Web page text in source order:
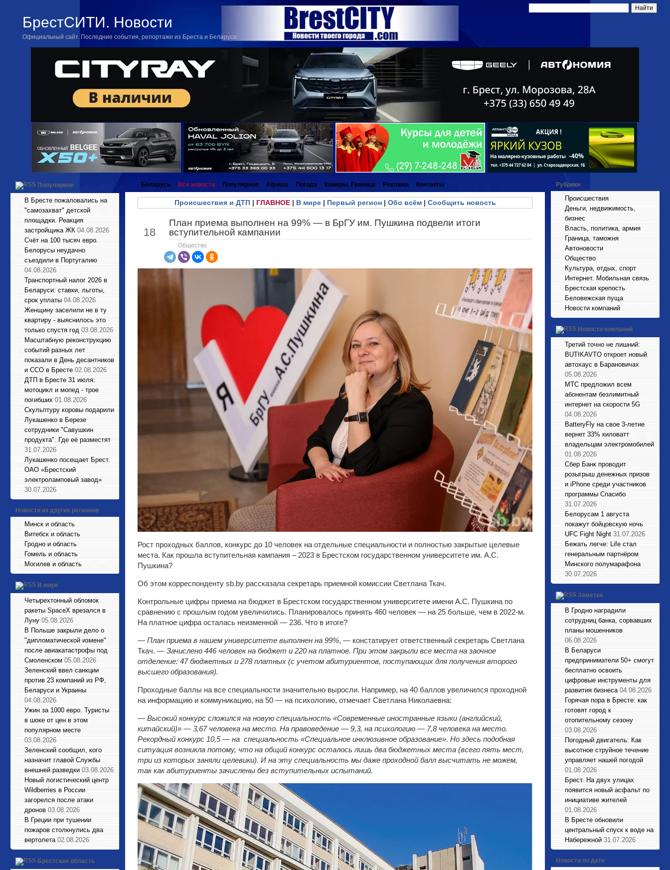
БрестСИТИ. Новости
Официальный сайт. Последние события, репортажи из Бреста и Беларуси
Популярное
В Бресте пожаловались на
"самозахват" детской
площадки. Реакция
застройщика ЖК 04.08.2026
Счёт на 100 тысяч евро.
Белорусы неудачно
съездили в Португалию
04.08.2026
Транспортный налог 2026 в
Беларуси: ставки, льготы,
срок уплаты 04.08.2026
Женщину заселили не в ту
квартиру - выяснилось это
только спустя год 03.08.2026
Масштабную реконструкцию
событий разных лет
показали в День десантников
и ССО в Бресте 02.08.2026
ДТП в Бресте 31 июля:
мотоцикл и мопед - трое
погибших 01.08.2026
Cкульптуру коровы подарили
Лукашенко в Березе
сотрудники "Савушкин
продукта". Где её разместят
31.07.2026
Лукашенко посещает Брест.
ОАО «Брестский
электроламповый завод»
30.07.2026
Новости из других регионов
Минск и область
Витебск и область
Гродно и область
Гомель и область
Могилев и область
В мире
Четырехтонный обломок
ракеты SpaceX врезался в
Луну 05.08.2026
В Польше закрыли дело о
"дипломатической измене"
после авиакатастрофы под
Смоленском 05.08.2026
Зеленский ввел санкции
против 23 компаний из РФ,
Беларуси и Украины
04.08.2026
Ужин за 1000 евро. Туристы
в шоке от цен в этом
популярном месте
03.08.2026
Зеленский сообщил, кого
назначит главой Службы
внешней разведки 03.08.2026
Новый логистический центр
Wildberries в России
загорелся после атаки
дронов 03.08.2026
В Греции при тушении
пожаров столкнулись два
вертолета 02.08.2026
Брестская область
Беларусь Все новости Популярное Афиша Погода Камеры. Граница Реклама Контакты
Происшествия и ДТП| ГЛАВНОЕ| В мире| Первый регион| Обо всём| Сообщить новость
18
План приема выполнен на 99% — в БрГУ им. Пушкина подвели итоги
вступительной кампании
Общество
Рост проходных баллов, конкурс до 10 человек на отдельные специальности и полностью закрытые целевые
места. Как прошла вступительная кампания – 2023 в Брестском государственном университете им. А.С.
Пушкина?
Об этом корреспонденту sb.by рассказала секретарь приемной комиссии Светлана Ткач.
Контрольные цифры приема на бюджет в Брестском государственном университете имени А.С. Пушкина по
сравнению с прошлым годом увеличились. Планировалось принять 460 человек — на 25 больше, чем в 2022-м.
На платное цифра осталась неизменной — 236. Что в итоге?
— План приема в нашем университете выполнен на 99%, — констатирует ответственный секретарь Светлана
Ткач. — Зачислено 446 человек на бюджет и 220 на платное. При этом закрыли все места на заочное
отделение: 47 бюджетных и 278 платных (с учетом абитуриентов, поступающих для получения второго
высшего образования).
Проходные баллы на все специальности значительно выросли. Например, на 40 баллов увеличился проходной
на информацию и коммуникацию, на 50 — на психологию, отмечает Светлана Николаевна:
— Высокий конкурс сложился на новую специальность «Современные иностранные языки (английский,
китайский)» — 3,67 человека на место. На правоведение — 9,3, на психологию — 7,8 человека на место.
Рекордный конкурс 10,5 — на специальность «Специальное инклюзивное образование». Но здесь подобная
ситуация возникла потому, что на общий конкурс осталось лишь два бюджетных места (всего пять мест,
три из которых заняли целевики). И на эту специальность мы даже проходной балл высчитать не можем,
так как абитуриенты зачислены без вступительных испытаний.
Рубрики
Происшествия
Деньги, недвижимость,
бизнес
Власть, политика, армия
Граница, таможня
Автоновости
Общество
Культура, отдых, спорт
Интернет. Мобильная связь
Брестская крепость
Беловежская пуща
Новости компаний
Новости компаний
Третий точно не лишний:
BUTIKAVTO откроет новый
автохаус в Барановичах
05.08.2026
МТС предложил всем
абонентам безлимитный
интернет на скорости 5G
04.08.2026
BatteryFly на свое 3-летие
вернет 33% киловатт
владельцам электромобилей
01.08.2026
Сбер Банк проводит
розыгрыш денежных призов
и iPhone среди участников
программы Спасибо
31.07.2026
Белорусам 1 августа
покажут бойцовскую ночь
UFC Fight Night 31.07.2026
Бежать легче: Life стал
генеральным партнёром
Минского полумарафона
30.07.2026
Заметки
В Гродно наградили
сотрудниц банка, сорвавших
планы мошенников
06.08.2026
В Беларуси
предприниматели 50+ смогут
бесплатно освоить
цифровые инструменты для
развития бизнеса 04.08.2026
Горячая пора в Бресте: как
готовят город к
отопительному сезону
03.08.2026
Погодный двигатель: Как
высотное струйное течение
управляет нашей погодой
01.08.2026
Брест. На двух улицах
появится новый асфальт по
инициативе жителей
01.08.2026
В Бресте обновили
центральный спуск к воде на
Набережной 31.07.2026
Новости по дате